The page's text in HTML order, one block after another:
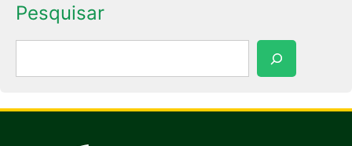
Pesquisar